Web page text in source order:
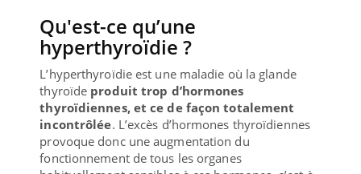
Qu'est-ce qu’une
hyperthyroïdie ?
L’hyperthyroïdie est une maladie où la glande
thyroïde produit trop d’hormones
thyroïdiennes, et ce de façon totalement
incontrôlée. L’excès d’hormones thyroïdiennes
provoque donc une augmentation du
fonctionnement de tous les organes